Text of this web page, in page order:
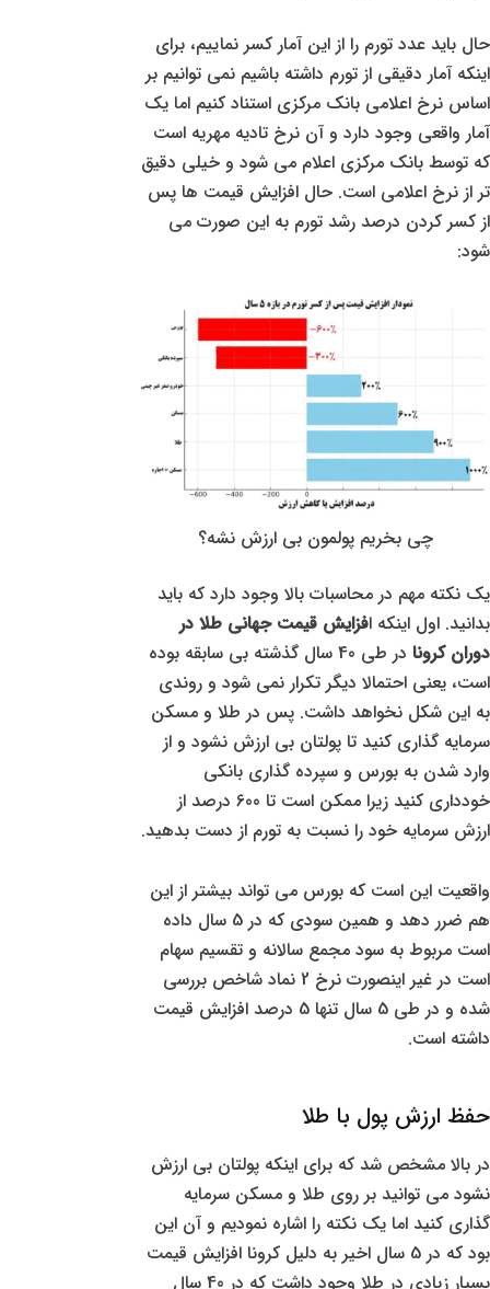
حال باید عدد تورم را از این آمار کسر نماییم، برای
اینکه آمار دقیقی از تورم داشته باشیم نمی توانیم بر
اساس نرخ اعلامی بانک مرکزی استناد کنیم اما یک
آمار واقعی وجود دارد و آن نرخ تادیه مهریه است
که توسط بانک مرکزی اعلام می شود و خیلی دقیق
تر از نرخ اعلامی است. حال افزایش قیمت ها پس
از کسر کردن درصد رشد تورم به این صورت می
شود:
چی بخریم پولمون بی ارزش نشه؟
یک نکته مهم در محاسبات بالا وجود دارد که باید
بدانید. اول اینکه افزایش قیمت جهانی طلا در
دوران کرونا
در طی 40 سال گذشته بی سابقه بوده
است، یعنی احتمالا دیگر تکرار نمی شود و روندی
به این شکل نخواهد داشت. پس در طلا و مسکن
سرمایه گذاری کنید تا پولتان بی ارزش نشود و از
وارد شدن به بورس و سپرده گذاری بانکی
خودداری کنید زیرا ممکن است تا 600 درصد از
ارزش سرمایه خود را نسبت به تورم از دست بدهید.
واقعیت این است که بورس می تواند بیشتر از این
هم ضرر دهد و همین سودی که در 5 سال داده
است مربوط به سود مجمع سالانه و تقسیم سهام
است در غیر اینصورت نرخ 2 نماد شاخص بررسی
شده و در طی 5 سال تنها 5 درصد افزایش قیمت
داشته است.
حفظ ارزش پول با طلا
در بالا مشخص شد که برای اینکه پولتان بی ارزش
نشود می توانید بر روی طلا و مسکن سرمایه
گذاری کنید اما یک نکته را اشاره نمودیم و آن این
بود که در 5 سال اخیر به دلیل کرونا افزایش قیمت
بسیار زیادی در طلا وجود داشت که در 40 سال